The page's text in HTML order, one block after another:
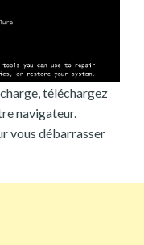
téléchargez
navigateur.
vous débarrasser